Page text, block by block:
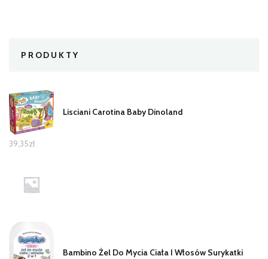
PRODUKTY
Lisciani Carotina Baby Dinoland
39,35zł
Bambino Żel Do Mycia Ciała I Włosów Surykatki